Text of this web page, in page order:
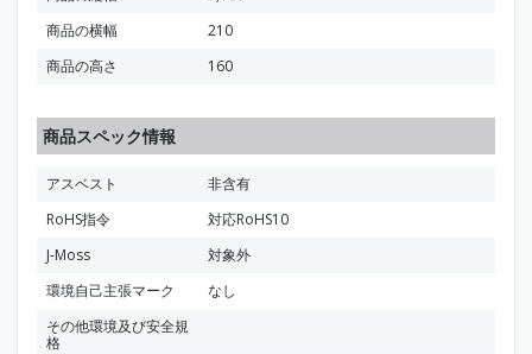
商品の横幅
210
商品の高さ
160
商品スペック情報
アスベスト
非含有
RoHS指令
対応RoHS10
J-Moss
対象外
環境自己主張マーク
なし
その他環境及び安全規
格